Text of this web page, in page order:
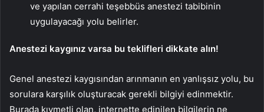
ve yapılan cerrahi teşebbüs anestezi tabibinin
uygulayacağı yolu belirler.
Anestezi kaygınız varsa bu teklifleri dikkate alın!
Genel anestezi kaygısından arınmanın en yanlışsız yolu, bu
sorulara karşılık oluşturacak gerekli bilgiyi edinmektir.
Burada kıymetli olan, internette edinilen bilgilerin ne